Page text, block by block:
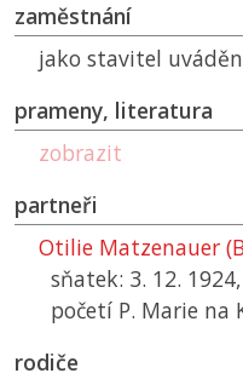
zaměstnání
jako stavitel
prameny, literatura
zobrazit
partneři
Otilie Matzenauer
sňatek: 3. 12.
početí P. Marie na
rodiče